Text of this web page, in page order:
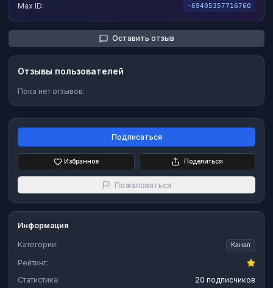
Max ID: -69405357716760
Оставить отзыв
Отзывы пользователей
Пока нет отзывов.
Подписаться
Избранное Поделиться
Пожаловаться
Информация
Категории: Канал
Рейтинг:
Статистика:
20 подписчиков